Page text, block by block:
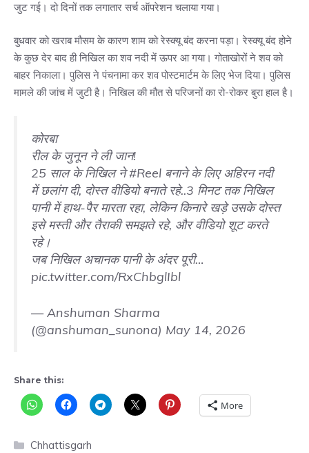
जुट गई। दो दिनों तक लगातार सर्च ऑपरेशन चलाया गया।
बुधवार को खराब मौसम के कारण शाम को रेस्क्यू बंद करना पड़ा। रेस्क्यू बंद होने
के कुछ देर बाद ही निखिल का शव नदी में ऊपर आ गया। गोताखोरों ने शव को
बाहर निकाला। पुलिस ने पंचनामा कर शव पोस्टमार्टम के लिए भेज दिया। पुलिस
मामले की जांच में जुटी है। निखिल की मौत से परिजनों का रो-रोकर बुरा हाल है।
कोरबा
रील के जुनून ने ली जान!
25 साल के निखिल ने#Reel बनाने के लिए अहिरन नदी
में छलांग दी, दोस्त वीडियो बनाते रहे..3 मिनट तक निखिल
पानी में हाथ-पैर मारता रहा, लेकिन किनारे खड़े उसके दोस्त
इसे मस्ती और तैराकी समझते रहे, और वीडियो शूट करते
रहे।
जब निखिल अचानक पानी के अंदर पूरी…
pic.twitter.com/RxChbglIbl
— Anshuman Sharma
(@anshuman_sunona) May 14, 2026
Share this:
More
Categories
Chhattisgarh